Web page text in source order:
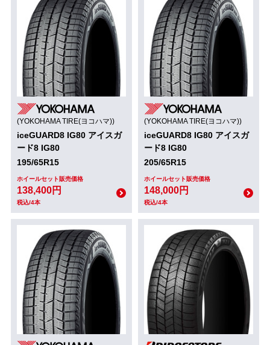
(YOKOHAMA TIRE(ヨコハマ))
iceGUARD8 IG80 アイスガ
ード8 IG80
195/65R15
ホイールセット販売価格
138,400円
税込/4本
(YOKOHAMA TIRE(ヨコハマ))
iceGUARD8 IG80 アイスガ
ード8 IG80
205/65R15
ホイールセット販売価格
148,000円
税込/4本